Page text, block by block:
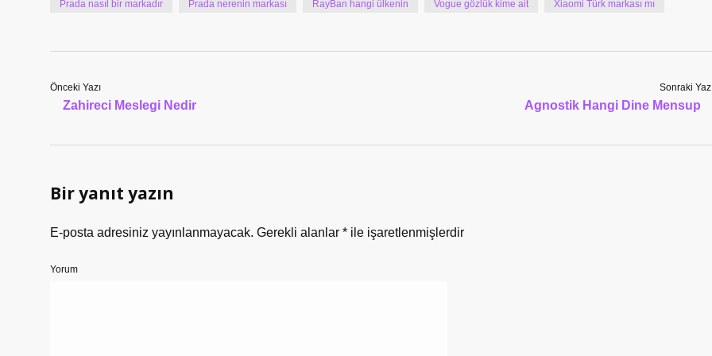
Prada nasıl bir markadır Prada nerenin markası RayBan hangi ülkenin Vogue gözlük kime ait Xiaomi Türk markası mı
Önceki Yazı
Zahireci Meslegi Nedir
Sonraki
Agnostik Hangi Dine Mensup
Bir yanıt yazın
E-posta adresiniz yayınlanmayacak. Gerekli alanlar * ile işaretlenmişlerdir
Yorum